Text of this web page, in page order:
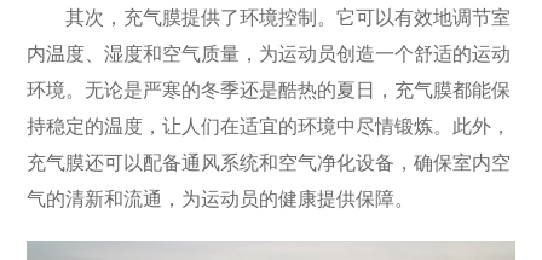
其次，充气膜提供了环境控制。它可以有效地调节室
内温度、湿度和空气质量，为运动员创造一个舒适的运动
环境。无论是严寒的冬季还是酷热的夏日，充气膜都能保
持稳定的温度，让人们在适宜的环境中尽情锻炼。此外，
充气膜还可以配备通风系统和空气净化设备，确保室内空
气的清新和流通，为运动员的健康提供保障。